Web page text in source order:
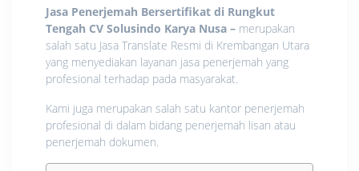
Jasa Penerjemah Bersertifikat di Rungkut
Tengah CV Solusindo Karya Nusa – merupakan
salah satu Jasa Translate Resmi di Krembangan Utara
yang menyediakan layanan jasa penerjemah yang
profesional terhadap pada masyarakat.
Kami juga merupakan salah satu kantor penerjemah
profesional di dalam bidang penerjemah lisan atau
penerjemah dokumen.